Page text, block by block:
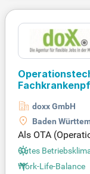
doxx GmbH
Baden
Als OTA
du durch flexible
en. Wähle
Gutes
Work-Life-Balance